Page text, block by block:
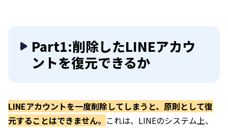
Part1:削除したLINEアカウ
ントを復元できるか
LINEアカウントを一度削除してしまうと、原則として復
元することはできません。 これは、LINEのシステム上、